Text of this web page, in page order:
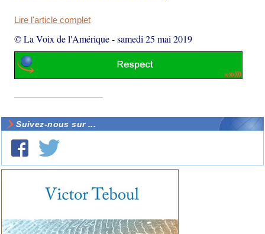
Lire l'article complet
© La Voix de l'Amérique-samedi 25 mai 2019
Suivez-nous sur ...